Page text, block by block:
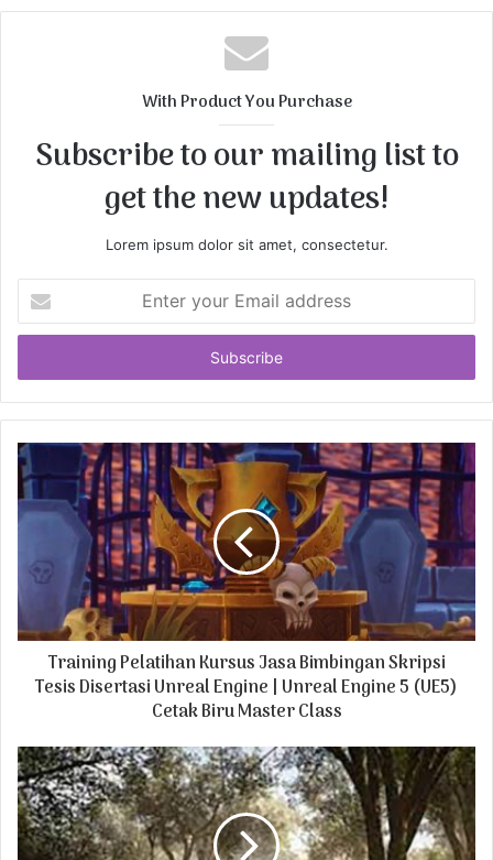
b
s
i
With Product You Purchase
Subscribe to our mailing list to
get the new updates!
Lorem ipsum dolor sit amet, consectetur.
t
r
y
u
r
E
m
a
d
s
Training Pelatihan Kursus Jasa Bimbingan Skripsi
Tesis Disertasi Unreal Engine | Unreal Engine 5 (UE5)
Cetak Biru Master Class